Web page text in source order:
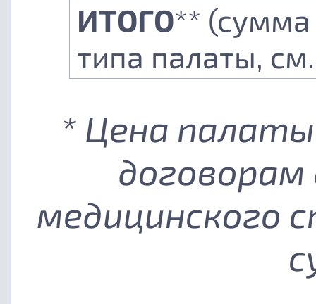
ИТОГО** (сумма
типа палаты,
* Цена
договорам
медицинского